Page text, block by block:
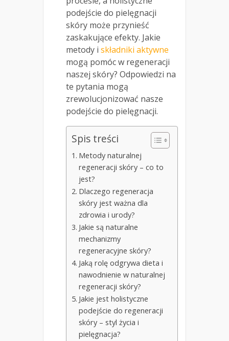
podejście do pielęgnacji
skóry może przynieść
zaskakujące efekty. Jakie
metody i składniki aktywne
mogą pomóc w regeneracji
naszej skóry? Odpowiedzi na
te pytania mogą
zrewolucjonizować nasze
podejście do pielęgnacji.
Spis treści
Metody naturalnej
regeneracji skóry – co to
jest?
Dlaczego regeneracja
skóry jest ważna dla
zdrowia i urody?
Jakie są naturalne
mechanizmy
regeneracyjne skóry?
Jaką rolę odgrywa dieta i
nawodnienie w naturalnej
regeneracji skóry?
Jakie jest holistyczne
podejście do regeneracji
skóry – styl życia i
pielęgnacja?